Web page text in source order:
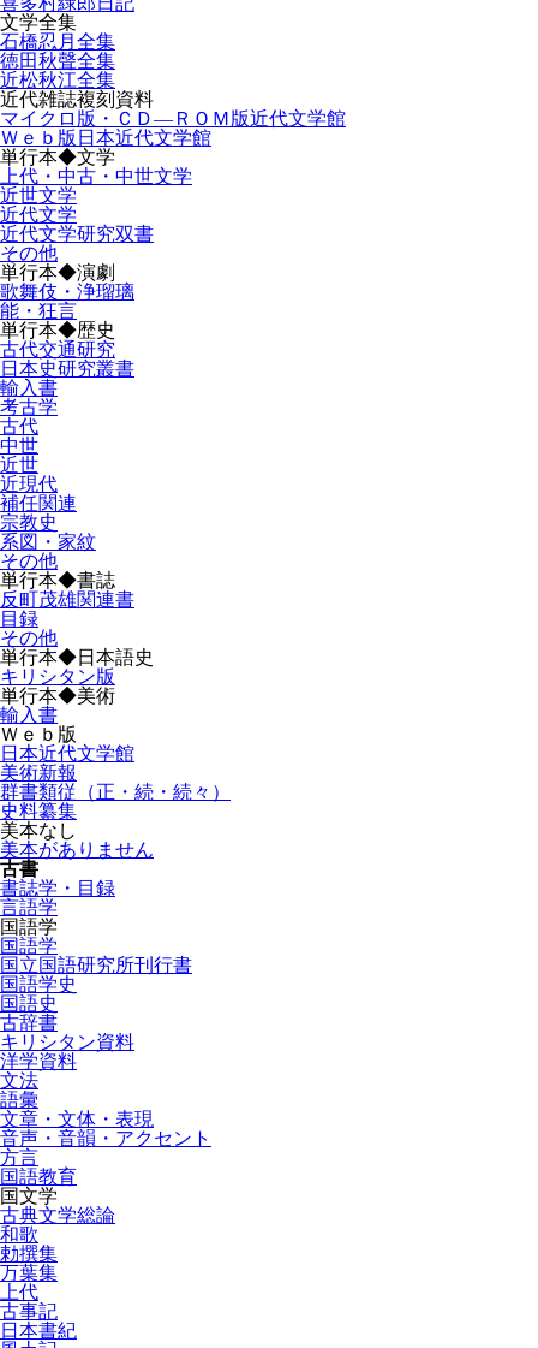
文学全集
石橋忍月全集
徳田秋聲全集
近松秋江全集
近代雑誌複刻資料
マイクロ版・ＣＤ―ＲＯＭ版近代文学館
Ｗｅｂ版日本近代文学館
単行本◆文学
上代・中古・中世文学
近世文学
近代文学
近代文学研究双書
その他
単行本◆演劇
歌舞伎・浄瑠璃
能・狂言
単行本◆歴史
古代交通研究
日本史研究叢書
輸入書
考古学
古代
中世
近世
近現代
補任関連
宗教史
系図・家紋
その他
単行本◆書誌
反町茂雄関連書
目録
その他
単行本◆日本語史
キリシタン版
単行本◆美術
輸入書
Ｗｅｂ版
日本近代文学館
美術新報
群書類従（正・続・続々）
史料纂集
美本なし
美本がありません
古書
書誌学・目録
言語学
国語学
国語学
国立国語研究所刊行書
国語学史
国語史
古辞書
キリシタン資料
洋学資料
文法
語彙
文章・文体・表現
音声・音韻・アクセント
方言
国語教育
国文学
古典文学総論
和歌
勅撰集
万葉集
上代
古事記
日本書紀